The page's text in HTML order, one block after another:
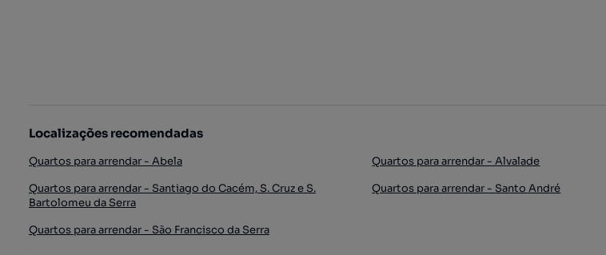
Localizações recomendadas
Quartos para arrendar - Abela Quartos para arrendar - Alvalade
Quartos para arrendar - Santiago do Cacém, S. Cruz e S.
Bartolomeu da Serra
Quartos para arrendar - Santo André
Quartos para arrendar - São Francisco da Serra